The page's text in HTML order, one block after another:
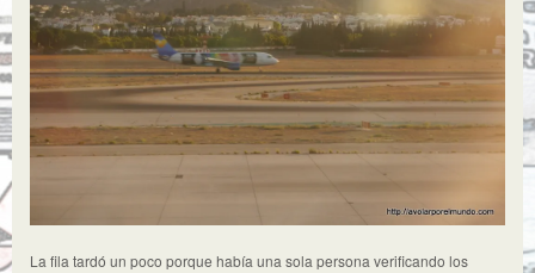
La fila tardó un poco porque había una sola persona verificando los